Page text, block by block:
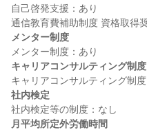
自己啓発支援：あり
メンター制度
キャリアコンサルティング制度
社内検定
月平均所定外労働時間